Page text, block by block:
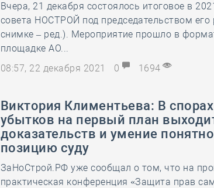
Вчера, 21 декабря состоялось итоговое в
совета НОСТРОЙ под председательством
снимке – ред.). Мероприятие прошло в
площадке АО...
08:57, 22 декабря 2021
0 1694
Виктория Климентьева: В
убытков на первый план
доказательств и умение
позицию суду
ЗаНоСтрой.РФ уже сообщал о том, что на
практическая конференция «Защита прав